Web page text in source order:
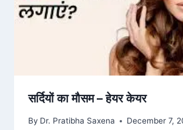
सर्दियों का मौसम – हेयर केयर
By Dr. Pratibha Saxena December 7,